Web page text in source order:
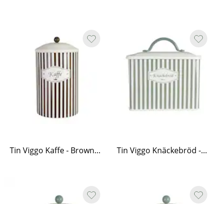
Tin Viggo Kaffe - Brown/White Tin Viggo Knäckebröd - Green/White